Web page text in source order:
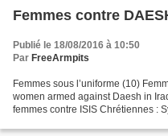
Femmes contre
Publié le 18/08/2016 à 10:50
Par FreeArmpits
Femmes sous l’uniforme (10)
women armed against Daesh in
femmes contre ISIS Chrétiennes :